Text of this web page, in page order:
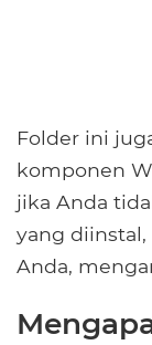
Folder ini
komponen
jika Anda
yang
Anda,